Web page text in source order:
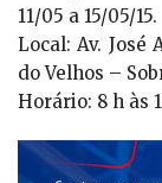
11/05 a 15/05/15.
Local: Av. José
do Velhos –
Horário: 8 h às